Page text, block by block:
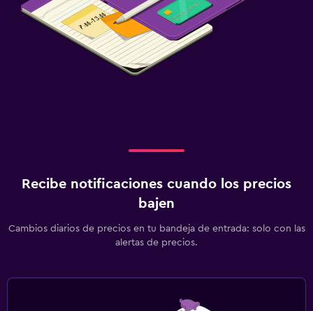
Recibe notificaciones cuando los precios
bajen
Cambios diarios de precios en tu bandeja de entrada: solo con las
alertas de precios.